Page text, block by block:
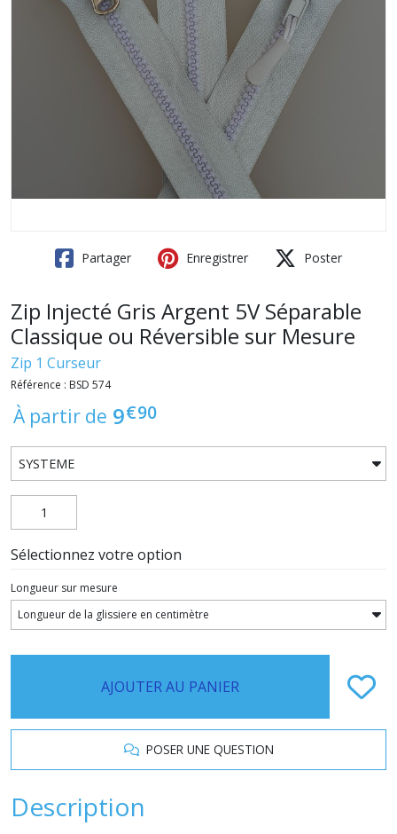
Partager Enregistrer Poster
Zip Injecté Gris Argent 5V Séparable
Classique ou Réversible sur Mesure
Zip 1 Curseur
Référence : BSD 574
À partir de 9€90
Sélectionnez votre option
Longueur sur mesure
AJOUTER AU PANIER
POSER UNE QUESTION
Description